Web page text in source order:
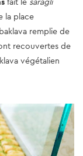
la place
remplie de
recouvertes de
végétalien